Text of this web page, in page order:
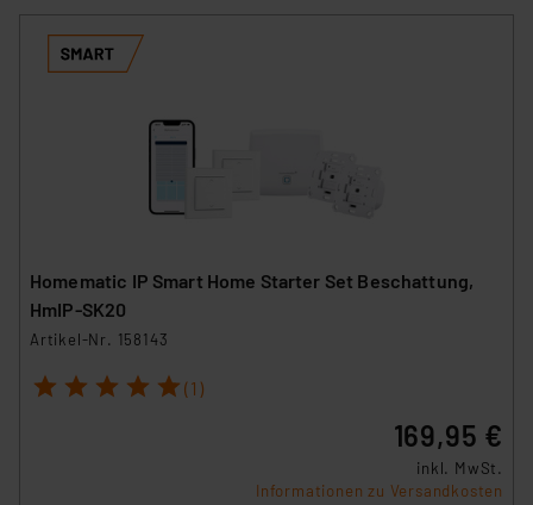
Homematic IP Smart Home Starter Set Beschattung,
HmIP-SK20
Artikel-Nr. 158143
1 2 3 4 5 (1)
169,95 €
inkl. MwSt.
Informationen zu Versandkosten